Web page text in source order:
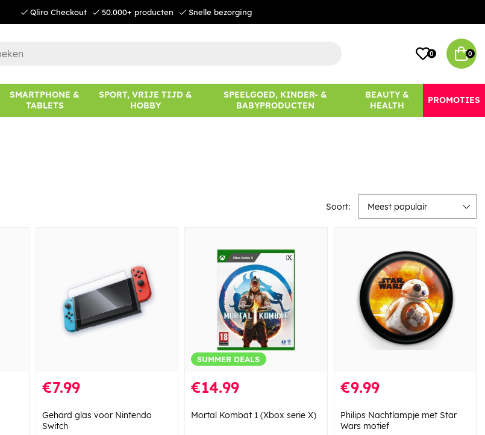
Qliro Checkout 50.000+ producten Snelle bezorging
0 0
SMARTPHONE &
TABLETS
SPORT, VRIJE TIJD &
HOBBY
SPEELGOED, KINDER- &
BABYPRODUCTEN
BEAUTY &
HEALTH
PROMOTIES
Soort: Meest populair
€7.99
Gehard glas voor Nintendo
Switch
SUMMER DEALS
€14.99
Mortal Kombat 1 (Xbox serie X)
€9.99
Philips Nachtlampje met Star
Wars motief